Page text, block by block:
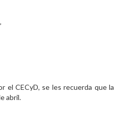
el CECyD, se les recuerda que la
abril.